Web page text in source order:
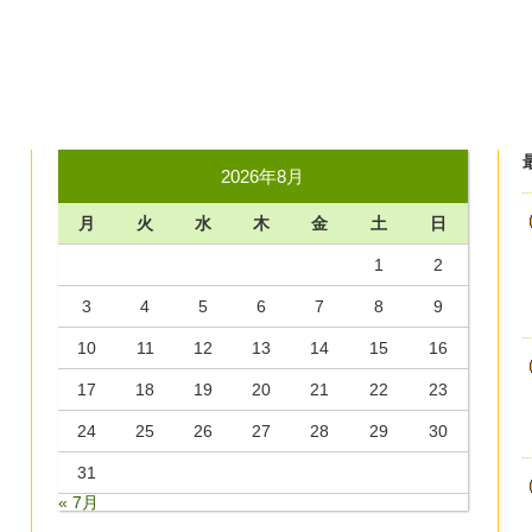
2026年8月
月 火 水 木 金 土 日
1 2
3 4 5 6 7 8 9
10 11 12 13 14 15 16
17 18 19 20 21 22 23
24 25 26 27 28 29 30
31
« 7月